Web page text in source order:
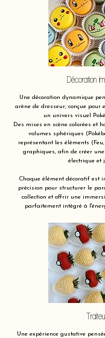
Décoration
Une décoration dynamique
arène de dresseur, conçue pour
un univers visuel
Des mises en scène colorées et
volumes sphériques
représentant les éléments
graphiques, afin de créer
électrique et
Chaque élément décoratif est
précision pour structurer le
collection et offrir une
parfaitement intégré à
Une expérience gustative